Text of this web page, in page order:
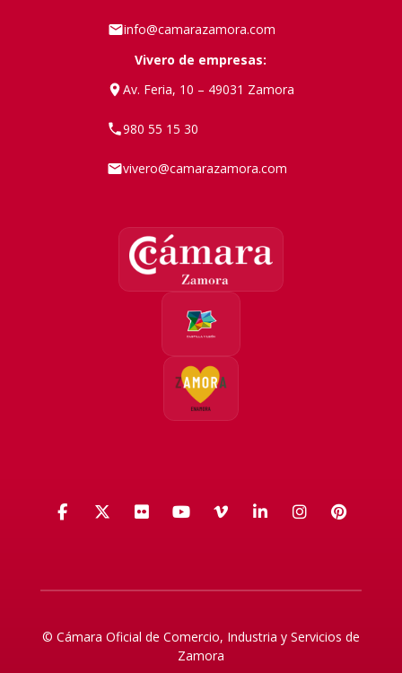
info@camarazamora.com
Vivero de empresas:
Av. Feria, 10 – 49031 Zamora
980 55 15 30
vivero@camarazamora.com
Facebook
X (Twitter)
FlickrYouTube
VimeoLinkedIn
© Cámara Oficial de Comercio, Industria y Servicios de
Zamora